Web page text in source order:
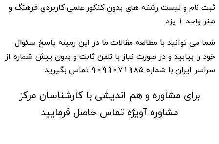
ثبت نام و لیست رشته های بدون کنکور علمی کاربردی فرهنگ و
هنر واحد 1 یزد
شما می توانید با مطالعه مقالات ما در این زمینه پاسخ سئوال
خود را بیابید و در صورت نیاز با تلفن ثابت و بدون پیش شماره از
سراسر ایران با شماره ۹۰۹۹۰۷۱۹۸۵ تماس بگیرید.
برای مشاوره و هم اندیشی با کارشناسان مرکز
مشاوره آویژه تماس حاصل فرمایید